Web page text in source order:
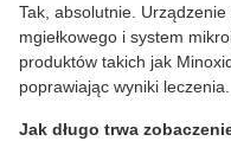
Tak, absolutnie.
mgiełkowego i system
produktów takich jak
poprawiając wyniki leczenia.
Jak długo trwa